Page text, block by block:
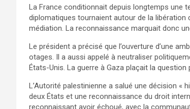
La France conditionnait depuis longtemps une
diplomatiques tournaient autour de la
médiation. La reconnaissance marquait donc
Le président a précisé que l’ouverture d’une
otages. Il a aussi appelé à neutraliser
États-Unis. La guerre à Gaza plaçait la
L’Autorité palestinienne a salué une décision «
deux États et une reconnaissance du droit
reconnaissant avoir échoué, avec la